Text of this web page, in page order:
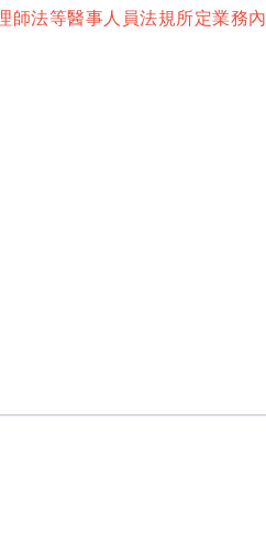
師法等醫事人員法規所定業務內